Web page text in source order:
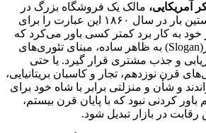
آمریکایی، مالک یک فروشگاه بزرگ در
ایالت فیلادلفیا برای نخستین بار در سال ۱۸۶۰ این عبارت را برای
به کار برد کمتر کسی باور می‌کرد که
در هزاره سوم این شعار(Slogan) به ظاهر ساده، مبنای تئوری‌های
و جذب مشتری قرار گیرد. یا حتی
قرن نوزدهم، تجار و کاسبان بریتانیایی،
و شأن و منزلتی برابر با شاه خود برای
باور کردنی نبود که با پایان قرن بیستم،
در بازار تبدیل شود.